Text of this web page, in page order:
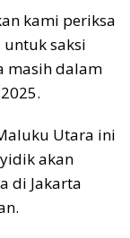
kami periksa
untuk saksi
masih dalam
Utara ini
akan
di Jakarta